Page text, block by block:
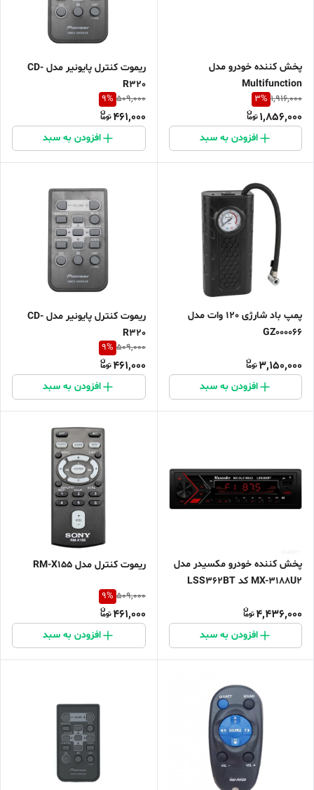
پخش کننده خودرو مدل
Multifunction
1,916,000
3%
1,856,000
افزودن به سبد
ریموت کنترل پایونیر مدل CD-
R320
509,000
9%
461,000
افزودن به سبد
پمپ باد شارژی 120 وات مدل
GZ000066
3,150,000
افزودن به سبد
ریموت کنترل پایونیر مدل CD-
R320
509,000
9%
461,000
افزودن به سبد
پخش کننده خودرو مکسیدر مدل
MX-3188U2 کد LSS362BT
4,436,000
افزودن به سبد
ریموت کنترل مدل RM-X155
509,000
9%
461,000
افزودن به سبد